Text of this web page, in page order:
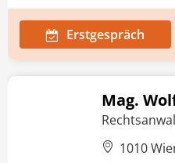
Erstgespräch
Mag.
1010